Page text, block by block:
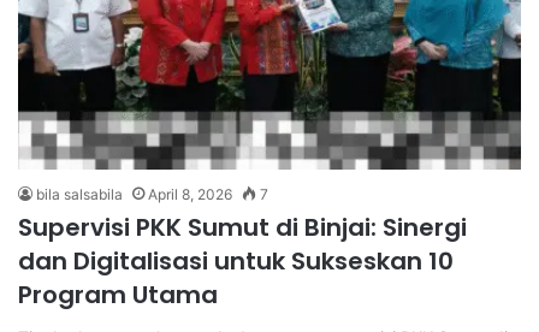
bila salsabila April 8, 2026 7
Supervisi PKK Sumut di Binjai: Sinergi
dan Digitalisasi untuk Sukseskan 10
Program Utama